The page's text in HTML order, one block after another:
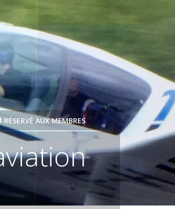
RÉSERVÉ AUX MEMBRES